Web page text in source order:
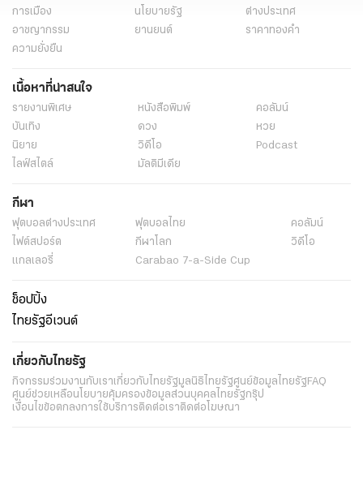
การเมือง
นโยบายรัฐ
ต่างประเทศ
อาชญากรรม
ยานยนต์
ราคาทองคำ
ความยั่งยืน
เนื้อหาที่น่าสนใจ
รายงานพิเศษ หนังสือพิมพ์
คอลัมน์
บันเทิง
ดวง
หวย
นิยาย
วิดีโอ
Podcast
ไลฟ์สไตล์
มัลติมีเดีย
กีฬา
ฟุตบอลต่่างประเทศ ฟุตบอลไทย
คอลัมน์
ไฟต์สปอร์ต
กีฬาโลก
วิดีโอ
แกลเลอรี่
Carabao 7-a-Side Cup
ช็อปปิ้ง
ไทยรัฐอีเวนต์
เกี่ยวกับไทยรัฐ
กิจกรรมร่วมงานกับเราเกี่ยวกับไทยรัฐมูลนิธิไทยรัฐศูนย์ข้อมูลไทยรัฐ FAQ
ศูนย์ช่วยเหลือนโยบายคุ้มครองข้อมูลส่วนบุคคลไทยรัฐกรุ๊ป
เงื่อนไขข้อตกลงการใช้บริการติดต่อเราติดต่อโฆษณา